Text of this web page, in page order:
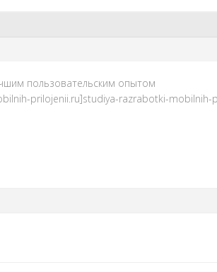
пользовательским опытом
prilojenii.ru]studiya-razrabotki-mobilnih-